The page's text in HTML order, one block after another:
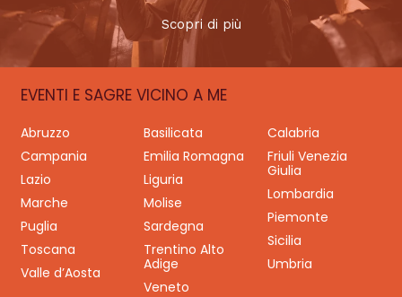
Scopri di più
EVENTI E SAGRE VICINO A ME
Abruzzo Basilicata
Calabria
Campania
Emilia Romagna
Friuli Venezia
Giulia
Lazio
Liguria
Lombardia
Marche
Molise
Piemonte
Puglia
Sardegna
Sicilia
Toscana
Trentino Alto
Adige
Umbria
Valle d’Aosta
Veneto